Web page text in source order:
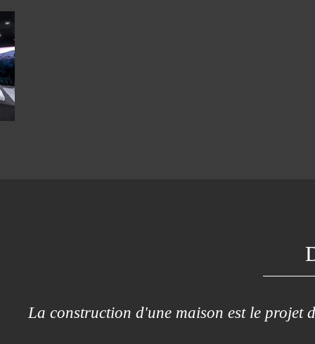
La construction d'une maison est le projet